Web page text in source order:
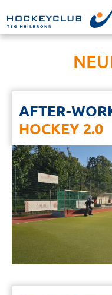
AFTER-
HOCKEY 2.0